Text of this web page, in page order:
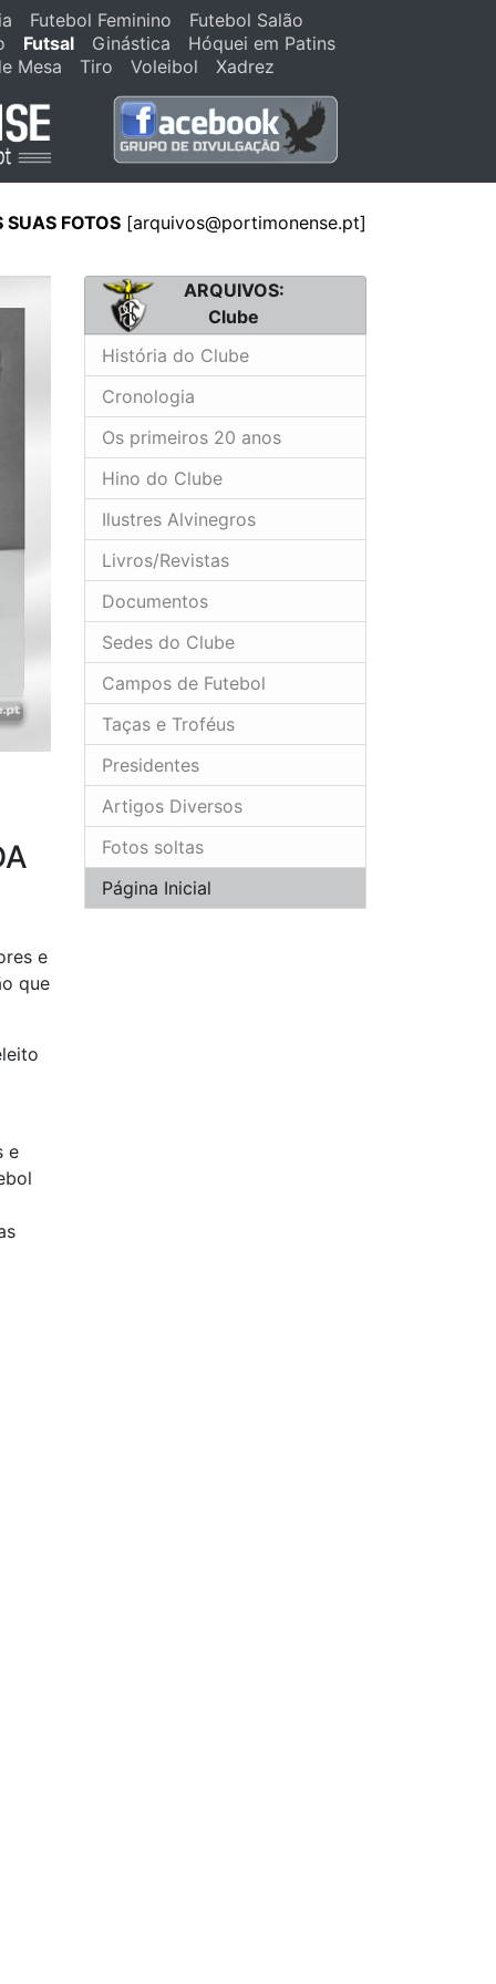
Futebol Feminino
Futebol Salão
Futsal Ginástica
Hóquei em Patins
Mesa
Tiro Voleibol Xadrez
SUAS FOTOS [arquivos@portimonense.pt]
e
que
e
ARQUIVOS:
Clube
História do Clube
Cronologia
Os primeiros 20 anos
Hino do Clube
Ilustres Alvinegros
Livros/Revistas
Documentos
Sedes do Clube
Campos de Futebol
Taças e Troféus
Presidentes
Artigos Diversos
Fotos soltas
Página Inicial